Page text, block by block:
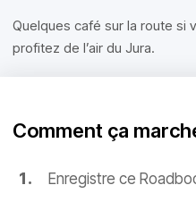
Quelques café sur la route si
profitez de l’air du Jura.
Comment ça
Enregistre ce